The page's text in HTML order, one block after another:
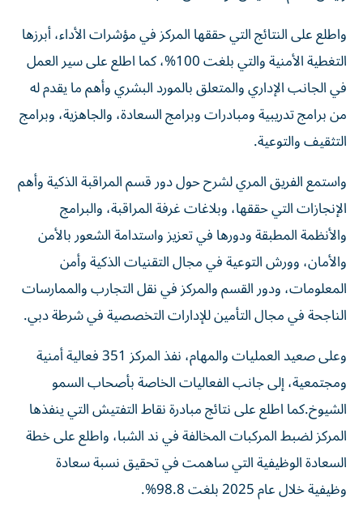
واطلع على النتائج التي حققها المركز في مؤشرات الأداء، أبرزها
التغطية الأمنية والتي بلغت 100%، كما اطلع على سير العمل
في الجانب الإداري والمتعلق بالمورد البشري وأهم ما يقدم له
من برامج تدريبية ومبادرات وبرامج السعادة، والجاهزية، وبرامج
التثقيف والتوعية.
واستمع الفريق المري لشرح حول دور قسم المراقبة الذكية وأهم
الإنجازات التي حققها، وبلاغات غرفة المراقبة، والبرامج
والأنظمة المطبقة ودورها في تعزيز واستدامة الشعور بالأمن
والأمان، وورش التوعية في مجال التقنيات الذكية وأمن
المعلومات، ودور القسم والمركز في نقل التجارب والممارسات
الناجحة في مجال التأمين للإدارات التخصصية في شرطة دبي.
وعلى صعيد العمليات والمهام، نفذ المركز 351 فعالية أمنية
ومجتمعية، إلى جانب الفعاليات الخاصة بأصحاب السمو
الشيوخ.كما اطلع على نتائج مبادرة نقاط التفتيش التي ينفذها
المركز لضبط المركبات المخالفة في ند الشبا، واطلع على خطة
السعادة الوظيفية التي ساهمت في تحقيق نسبة سعادة
وظيفية خلال عام 2025 بلغت 98.8%.